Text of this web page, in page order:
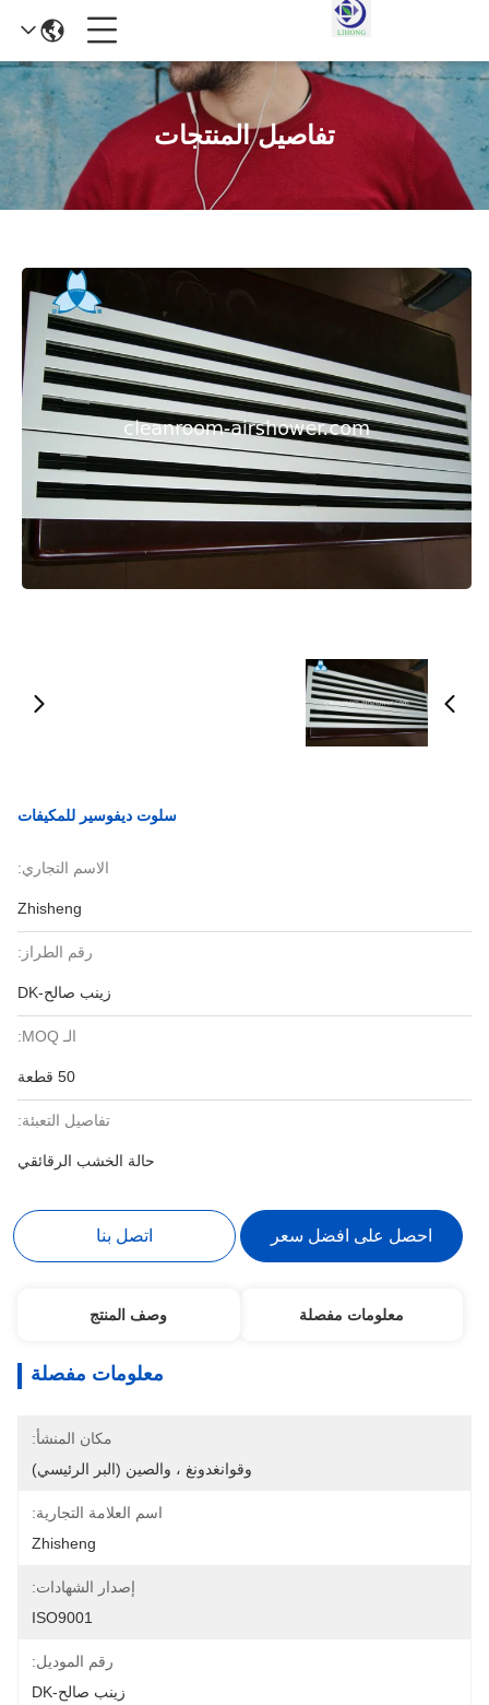
تفاصيل المنتجات
سلوت ديفوسير للمكيفات
الاسم التجاري:
Zhisheng
رقم الطراز:
زينب صالح-DK
الـ MOQ:
50 قطعة
تفاصيل التعبئة:
حالة الخشب الرقائقي
احصل على افضل سعر اتصل بنا
معلومات مفصلة وصف المنتج
معلومات مفصلة
مكان المنشأ:
وقوانغدونغ ، والصين (البر الرئيسي)
اسم العلامة التجارية:
Zhisheng
إصدار الشهادات:
ISO9001
رقم الموديل:
زينب صالح-DK